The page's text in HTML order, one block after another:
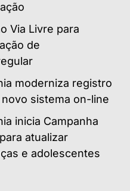
Via Livre para
de
moderniza registro
sistema on-line
inicia Campanha
atualizar
e adolescentes